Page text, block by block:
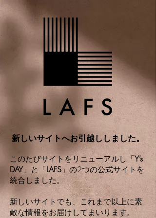
新しいサイトへお引越ししました。
このたびサイトをリニューアルし「Y’s
DAY」と「LAFS」の2つの公式サイトを
統合しました。
新しいサイトでも、これまで以上に素
敵な情報をお届けしてまいります。